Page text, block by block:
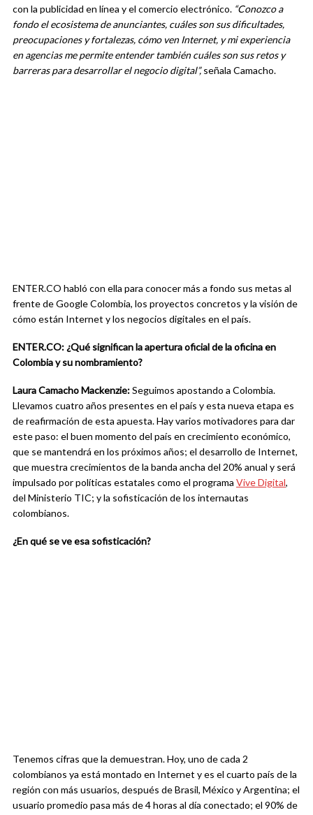
con la publicidad en línea y el comercio electrónico. “Conozco a
fondo el ecosistema de anunciantes, cuáles son sus dificultades,
preocupaciones y fortalezas, cómo ven Internet, y mi experiencia
en agencias me permite entender también cuáles son sus retos y
barreras para desarrollar el negocio digital”,señala Camacho.
ENTER.CO habló con ella para conocer más a fondo sus metas al
frente de Google Colombia, los proyectos concretos y la visión de
cómo están Internet y los negocios digitales en el país.
ENTER.CO: ¿Qué significan la apertura oficial de la oficina en
Colombia y su nombramiento?
Laura Camacho Mackenzie:Seguimos apostando a Colombia.
Llevamos cuatro años presentes en el país y esta nueva etapa es
de reafirmación de esta apuesta. Hay varios motivadores para dar
este paso: el buen momento del país en crecimiento económico,
que se mantendrá en los próximos años; el desarrollo de Internet,
que muestra crecimientos de la banda ancha del 20% anual y será
impulsado por políticas estatales como el programa Vive Digital,
del Ministerio TIC; y la sofisticación de los internautas
colombianos.
¿En qué se ve esa sofisticación?
Tenemos cifras que la demuestran. Hoy, uno de cada 2
colombianos ya está montado en Internet y es el cuarto país de la
región con más usuarios, después de Brasil, México y Argentina; el
usuario promedio pasa más de 4 horas al día conectado; el 90% de